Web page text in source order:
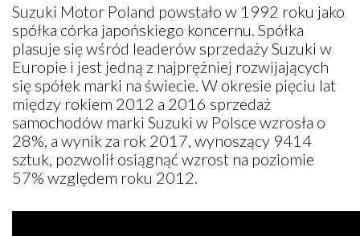
Suzuki Motor Poland powstało w 1992 roku jako
spółka córka japońskiego koncernu. Spółka
plasuje się wśród leaderów sprzedaży Suzuki w
Europie i jest jedną z najprężniej rozwijających
się spółek marki na świecie. W okresie pięciu lat
między rokiem 2012 a 2016 sprzedaż
samochodów marki Suzuki w Polsce wzrosła o
28%, a wynik za rok 2017, wynoszący 9414
sztuk, pozwolił osiągnąć wzrost na poziomie
57% względem roku 2012.